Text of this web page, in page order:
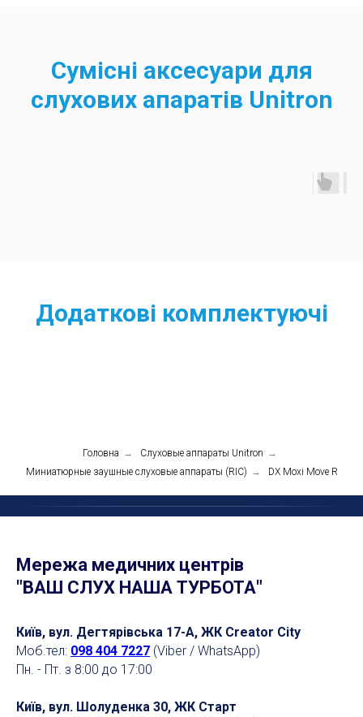
Сумісні аксесуари для
слухових апаратів Unitron
Додаткові комплектуючі
Головна → Слуховые аппараты Unitron →
Миниатюрные заушные слуховые аппараты (RIC) → DX Moxi Move R
Мережа медичних центрів
"ВАШ СЛУХ НАША ТУРБОТА"
Київ, вул. Дегтярівська 17-А, ЖК Creator City
Моб.тел: 098 404 7227 (Viber / WhatsApp)
Пн. - Пт. з 8:00 до 17:00
Київ, вул. Шолуденка 30, ЖК Старт